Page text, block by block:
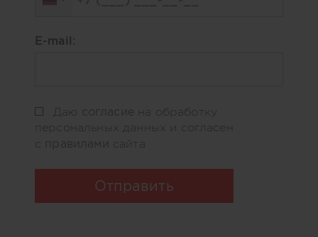
E-mail:
Даю
на обработку
персональных данных и согласен
с
сайта
Отправить